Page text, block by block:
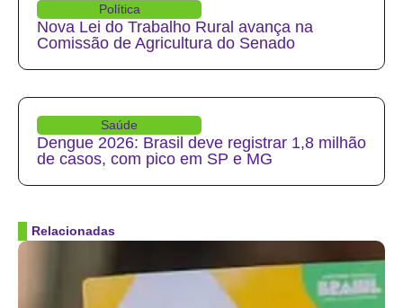
Política
Nova Lei do Trabalho Rural avança na
Comissão de Agricultura do Senado
Saúde
Dengue 2026: Brasil deve registrar 1,8 milhão
de casos, com pico em SP e MG
Relacionadas